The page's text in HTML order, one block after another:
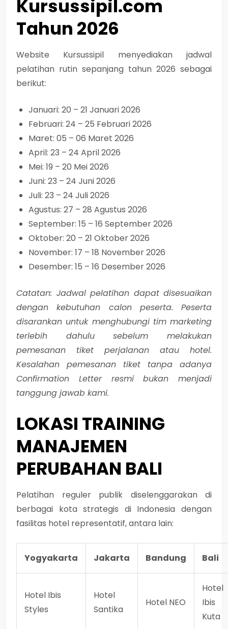
Kursussipil.com
Tahun 2026
Website Kursussipil menyediakan jadwal
pelatihan rutin sepanjang tahun 2026 sebagai
berikut:
Januari: 20 – 21 Januari 2026
Februari: 24 – 25 Februari 2026
Maret: 05 – 06 Maret 2026
April: 23 – 24 April 2026
Mei: 19 – 20 Mei 2026
Juni: 23 – 24 Juni 2026
Juli: 23 – 24 Juli 2026
Agustus: 27 – 28 Agustus 2026
September: 15 – 16 September 2026
Oktober: 20 – 21 Oktober 2026
November: 17 – 18 November 2026
Desember: 15 – 16 Desember 2026
Catatan: Jadwal pelatihan dapat disesuaikan
dengan kebutuhan calon peserta. Peserta
disarankan untuk menghubungi tim marketing
terlebih dahulu sebelum melakukan
pemesanan tiket perjalanan atau hotel.
Kesalahan pemesanan tiket tanpa adanya
Confirmation Letter resmi bukan menjadi
tanggung jawab kami.
LOKASI TRAINING
MANAJEMEN
PERUBAHAN BALI
Pelatihan reguler publik diselenggarakan di
berbagai kota strategis di Indonesia dengan
fasilitas hotel representatif, antara lain:
Yogyakarta Jakarta Bandung Bali
Hotel Ibis
Styles
Hotel
Santika
Hotel NEO
Hotel
Ibis
Kuta